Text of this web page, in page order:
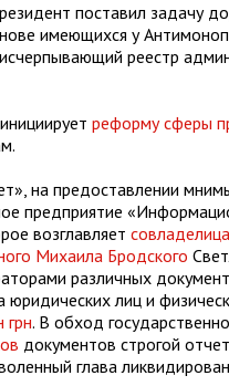
поставил задачу
имеющихся у
реестр
реформу сферы
на предоставлении
предприятие
возглавляет
Михаила Бродского
различных
юридических лиц и
. В обход
документов строгой
глава